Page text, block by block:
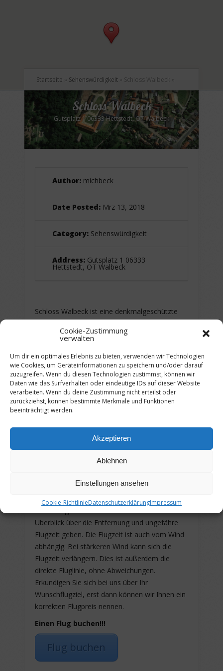
Cookie-Zustimmung
verwalten
Um dir ein optimales Erlebnis zu bieten, verwenden wir Technologien
wie Cookies, um Geräteinformationen zu speichern und/oder darauf
zuzugreifen. Wenn du diesen Technologien zustimmst, können wir
Daten wie das Surfverhalten oder eindeutige IDs auf dieser Website
verarbeiten. Wenn du deine Zustimmung nicht erteilst oder
zurückziehst, können bestimmte Merkmale und Funktionen
beeinträchtigt werden.
Akzeptieren
Ablehnen
Einstellungen ansehen
Cookie-RichtlinieDatenschutzerklärungImpressum
Startseite Sehenswürdigkeit Schloss Walbeck
Schloss Walbeck
Gutsplatz 1 06333 Hettstedt, OT Walbeck
Author: michbeck
Date Posted: Mrz 13, 2018
Category: Sehenswürdigkeit
Address: Gutsplatz 1 06333
Hettstedt, OT Walbeck
Schloss Walbeck ist eine denkmalgeschützte
Mansfeld-Südharz in Sachsen-Anhalt. Das
eines Klosters errichtet, das 997 geweiht
wurde.
(Quelle: Wikipedia)
Start- & Landepunkt – Lettin:
Flugziel:Gutsplatz 1 06333 Hettstedt, OT
34,00 km oder 21 Meilen
28,67 Grad
Wir empfehlen:Langflug
Bitte beachten!
Überblick über die Entfernung und ungefähre
Flugzeit geben. Die Flugzeit ist auch vom Wind
abhängig. Bei stärkeren Wind kann sich die
Flugzeit verlängern. Dies ist außerdem die
direkte Fluglinie, ohne Abweichungen.
Erkundigen Sie sich bei uns über Ihr
Wunschflugziel, erst dann können wir Ihnen ein
korrekten Flugpreis nennen.
Einen Flug buchen!!!
Flug buchen